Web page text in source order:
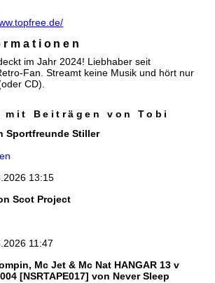
im Jahr 2024! Liebhaber seit
Fan. Streamt keine Musik und hört nur
CD).
mit Beiträgen von Tobi
Sportfreunde Stiller
13:15
Scot Project
11:47
Mc Jet & Mc Nat HANGAR 13 v
[NSRTAPE017] von Never Sleep